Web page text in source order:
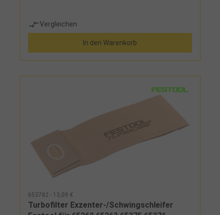
Vergleichen
In den Warenkorb
653782 - 13,09 €
Turbofilter Exzenter-/Schwingschleifer